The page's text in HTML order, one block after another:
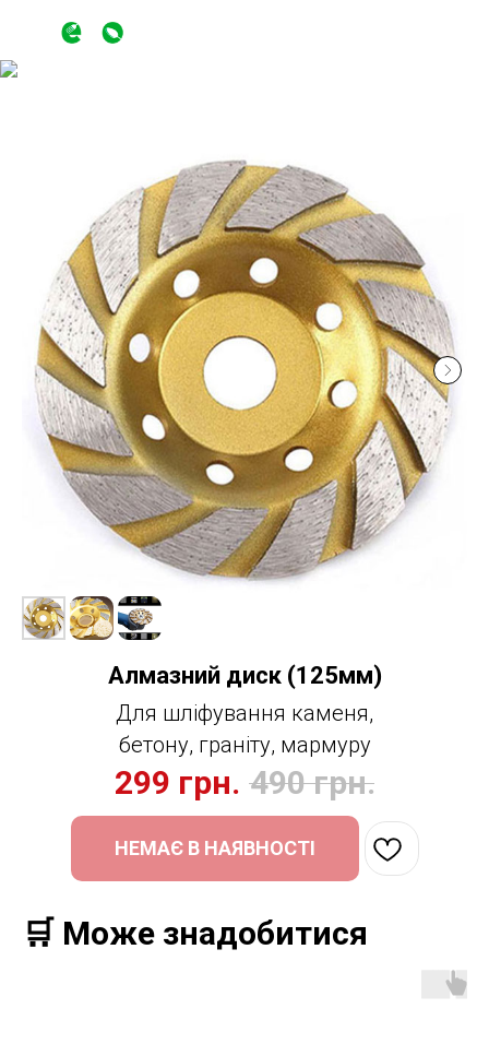
Алмазний диск (125мм)
Для шліфування каменя,
бетону, граніту, мармуру
299 грн. 490 грн.
НЕМАЄ В НАЯВНОСТІ
🛒 Може знадобитися